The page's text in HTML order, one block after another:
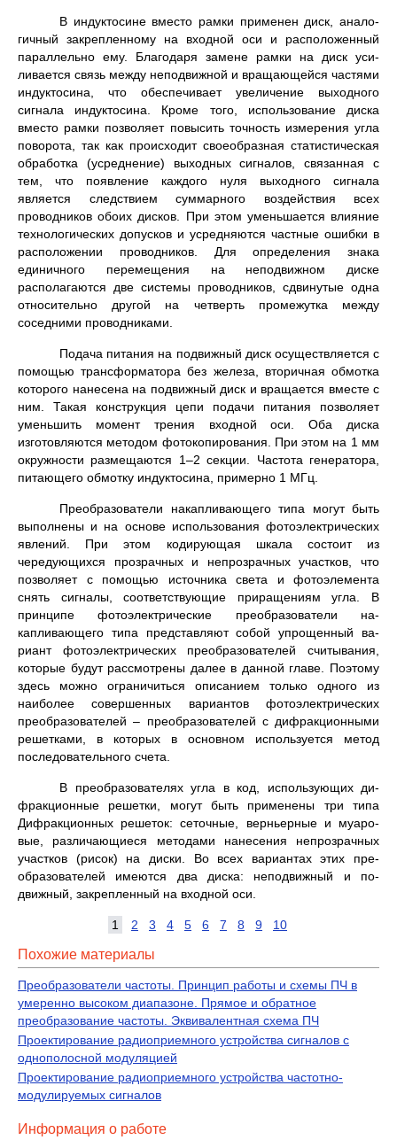
В индуктосине вместо рамки применен диск, анало­
гичный закрепленному на входной оси и расположенный
параллельно ему. Благодаря замене рамки на диск уси­
ливается связь между неподвижной и вращающейся час­тями
индуктосина, что обеспечивает увеличение выход­ного
сигнала индуктосина. Кроме того, использование диска
вместо рамки позволяет повысить точность изме­рения угла
поворота, так как происходит своеобразная статистическая
обработка (усреднение) выходных сиг­налов, связанная с
тем, что появление каждого нуля вы­ходного сигнала
является следствием суммарного воз­действия всех
проводников обоих дисков. При этом уменьшается влияние
технологических допусков и усред­няются частные ошибки в
расположении проводников. Для определения знака
единичного перемещения на не­подвижном диске
располагаются две системы проводни­ков, сдвинутые одна
относительно другой на четверть промежутка между
соседними проводниками.
Подача питания на подвижный диск осуществляется с
помощью трансформатора без железа, вторичная обмотка
которого нанесена на подвижный диск и враща­ется вместе с
ним. Такая конструкция цепи подачи питания позволяет
уменьшить момент трения входной оси. Оба диска
изготовляются методом фотокопирования. При этом на 1 мм
окружности размещаются 1–2 секции. Частота генератора,
питающего обмотку индуктосина, примерно 1 МГц.
Преобразователи накапливающего типа могут быть
выполнены и на основе использования фотоэлектриче­ских
явлений. При этом кодирующая шкала состоит из
чередующихся прозрачных и непрозрачных участков, что
позволяет с помощью источника света и фотоэле­мента
снять сигналы, соответствующие приращениям уг­ла. В
принципе фотоэлектрические преобразователи на­
капливающего типа представляют собой упрощенный ва­
риант фотоэлектрических преобразователей считывания,
которые будут рассмотрены далее в данной главе. По­этому
здесь можно ограничиться описанием только од­ного из
наиболее совершенных вариантов фотоэлектри­ческих
преобразователей – преобразователей с дифракционными
решетками, в которых в основном используется метод
последовательного счета.
В преобразователях угла в код, использующих ди­
фракционные решетки, могут быть применены три типа
Дифракционных решеток: сеточные, верньерные и муаро­
вые, различающиеся методами нанесения непрозрачных
участков (рисок) на диски. Во всех вариантах этих пре­
образователей имеются два диска: неподвижный и по­
движный, закрепленный на входной оси.
1 2 3 4 5 6 7 8 9 10
Похожие материалы
Преобразователи частоты. Принцип работы и схемы ПЧ в
умеренно высоком диапазоне. Прямое и обратное
преобразование частоты. Эквивалентная схема ПЧ
Проектирование радиоприемного устройства сигналов с
однополосной модуляцией
Проектирование радиоприемного устройства частотно-
модулируемых сигналов
Информация о работе